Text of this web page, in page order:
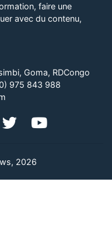
faire une
avec du contenu,
Goma, RDCongo
975 843 988
2026